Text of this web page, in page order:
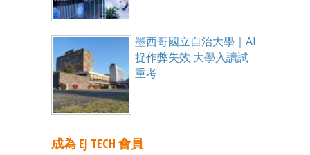
墨西哥國立自治大學｜AI
捉作弊失效 大學入讀試
重考
成為 EJ TECH 會員